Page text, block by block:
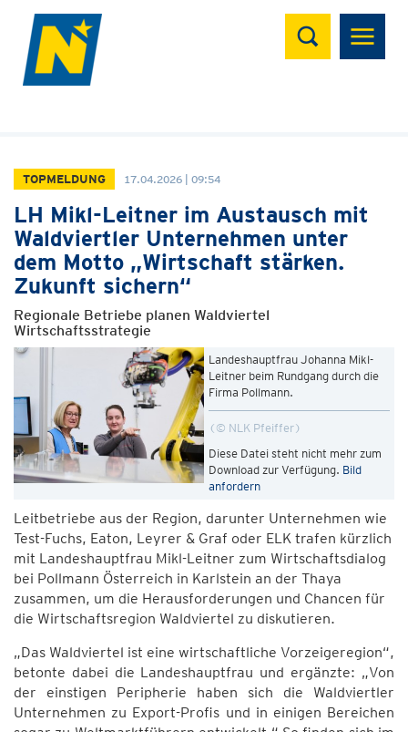
Suchen
TOPMELDUNG 17.04.2026 | 09:54
LH Mikl-Leitner im Austausch mit
Waldviertler Unternehmen unter
dem Motto „Wirtschaft stärken.
Zukunft sichern“
Regionale Betriebe planen Waldviertel
Wirtschaftsstrategie
Landeshauptfrau Johanna Mikl-
Leitner beim Rundgang durch die
Firma Pollmann.
© NLK Pfeiffer
Diese Datei steht nicht mehr zum
Download zur Verfügung. Bild
anfordern
Leitbetriebe aus der Region, darunter Unternehmen wie
Test-Fuchs, Eaton, Leyrer & Graf oder ELK trafen kürzlich
mit Landeshauptfrau Mikl-Leitner zum Wirtschaftsdialog
bei Pollmann Österreich in Karlstein an der Thaya
zusammen, um die Herausforderungen und Chancen für
die Wirtschaftsregion Waldviertel zu diskutieren.
„Das Waldviertel ist eine wirtschaftliche Vorzeigeregion“,
betonte dabei die Landeshauptfrau und ergänzte: „Von
der einstigen Peripherie haben sich die Waldviertler
Unternehmen zu Export-Profis und in einigen Bereichen